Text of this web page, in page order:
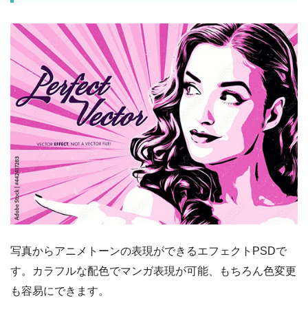
写真からアニメトーンの表現ができるエフェクトPSDで
す。カラフルな配色でマンガ表現が可能、もちろん色変更
も容易にできます。